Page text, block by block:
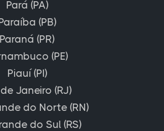
Pará (PA)
(PB)
Paraná (PR)
(PE)
Piauí (PI)
Janeiro (RJ)
do Norte (RN)
do Sul (RS)